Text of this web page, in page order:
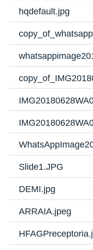
hqdefault.jpg
Slide1.JPG
DEMI.jpg
ARRAIA.jpeg